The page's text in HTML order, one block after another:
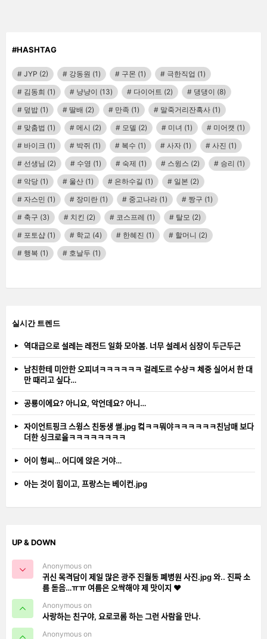
#HASHTAG
JYP (2) 강동원 (1) 구몬 (1) 극한직업 (1)
김동희 (1) 냥냥이 (13) 다이어트 (2) 댕댕이 (8)
덮밥 (1) 딸배 (2) 만족 (1) 말죽거리잔혹사 (1)
맞춤법 (1) 메시 (2) 모델 (2) 미녀 (1) 미어캣 (1)
바이크 (1) 박쥐 (1) 복수 (1) 사자 (1) 사진 (1)
선생님 (2) 수영 (1) 숙제 (1) 스윙스 (2) 승리 (1)
악당 (1) 울산 (1) 은하수길 (1) 일본 (2)
자스민 (1) 장미란 (1) 중고나라 (1) 짱구 (1)
축구 (3) 치킨 (2) 코스프레 (1) 탈모 (2)
포토샵 (1) 학교 (4) 한혜진 (1) 할머니 (2)
행복 (1) 호날두 (1)
실시간 트렌드
역대급으로 설레는 레전드 일화 모아봄. 너무 설레서 심장이 두근두근
남친한테 미안한 오피녀ㅋㅋㅋㅋㅋㅋ 걸레도르 수상ㅋ 체중 실어서 한 대
만 때리고 싶다…
공룡이에요? 아니요, 악언데요? 아니…
자이언트핑크 스윙스 친동생 썰.jpg 컼ㅋㅋ뭐야ㅋㅋㅋㅋㅋㅋ친남매 보다
더한 싱크로율ㅋㅋㅋㅋㅋㅋㅋㅋ
어이 형씨… 어디에 앉은 거야…
아는 것이 힘이고, 프랑스는 베이컨.jpg
UP & DOWN
Anonymous on
귀신 목격담이 제일 많은 광주 진월동 폐병원 사진.jpg 와.. 진짜 소
름 돋음…ㅠㅠ 여름은 오싹해야 제 맛이지 ❤️
Anonymous on
사랑하는 친구야, 요로코롬 하는 그런 사람을 만나.
Anonymous on